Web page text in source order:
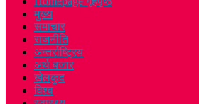
मुख्य
समाचार
राजनीति
अन्तर्राष्ट्रिय
अर्थ बजार
खेलकुद
विश्व